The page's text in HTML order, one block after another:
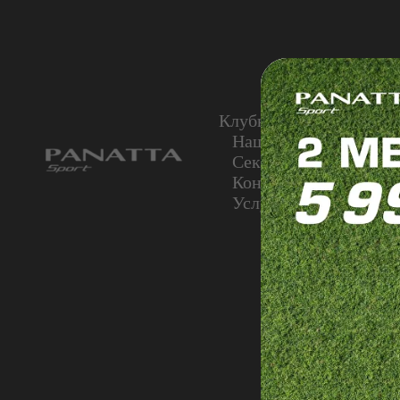
Клубные карты
Наша команда
Секции для взрослых
Контакты
Акции
Услуги